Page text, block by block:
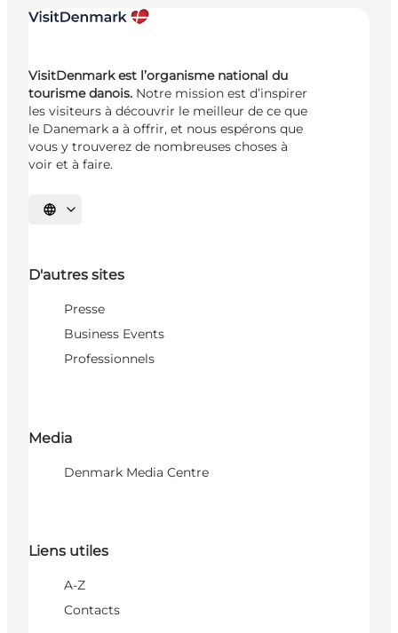
VisitDenmark est l’organisme national du
tourisme danois. Notre mission est d’inspirer
les visiteurs à découvrir le meilleur de ce que
le Danemark a à offrir, et nous espérons que
vous y trouverez de nombreuses choses à
voir et à faire.
Choisissez la langue
D'autres sites
Presse
Business Events
Professionnels
Media
Denmark Media Centre
Liens utiles
A-Z
Contacts